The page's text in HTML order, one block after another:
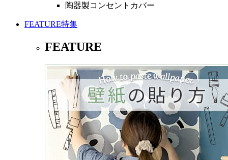
陶器製コンセントカバー
FEATURE特集
FEATURE